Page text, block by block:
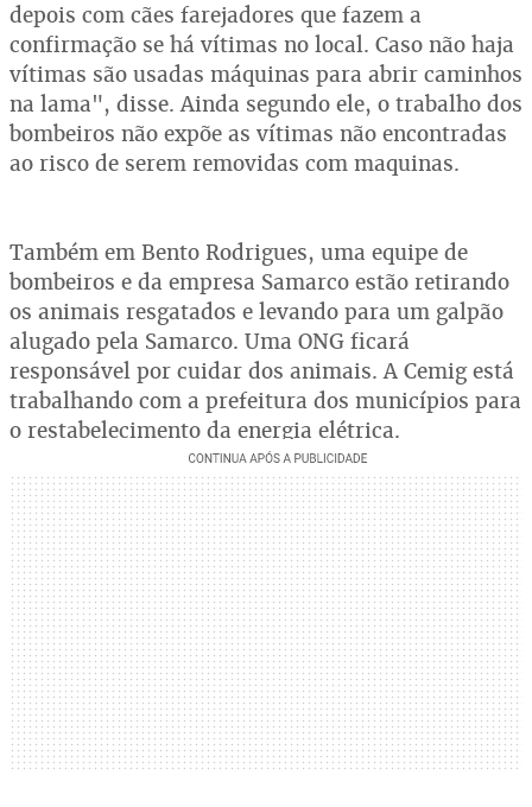
depois com cães farejadores que fazem a
confirmação se há vítimas no local. Caso não haja
vítimas são usadas máquinas para abrir caminhos
na lama", disse. Ainda segundo ele, o trabalho dos
bombeiros não expõe as vítimas não encontradas
ao risco de serem removidas com maquinas.
Também em Bento Rodrigues, uma equipe de
bombeiros e da empresa Samarco estão retirando
os animais resgatados e levando para um galpão
alugado pela Samarco. Uma ONG ficará
responsável por cuidar dos animais. A Cemig está
trabalhando com a prefeitura dos municípios para
o restabelecimento da energia elétrica.